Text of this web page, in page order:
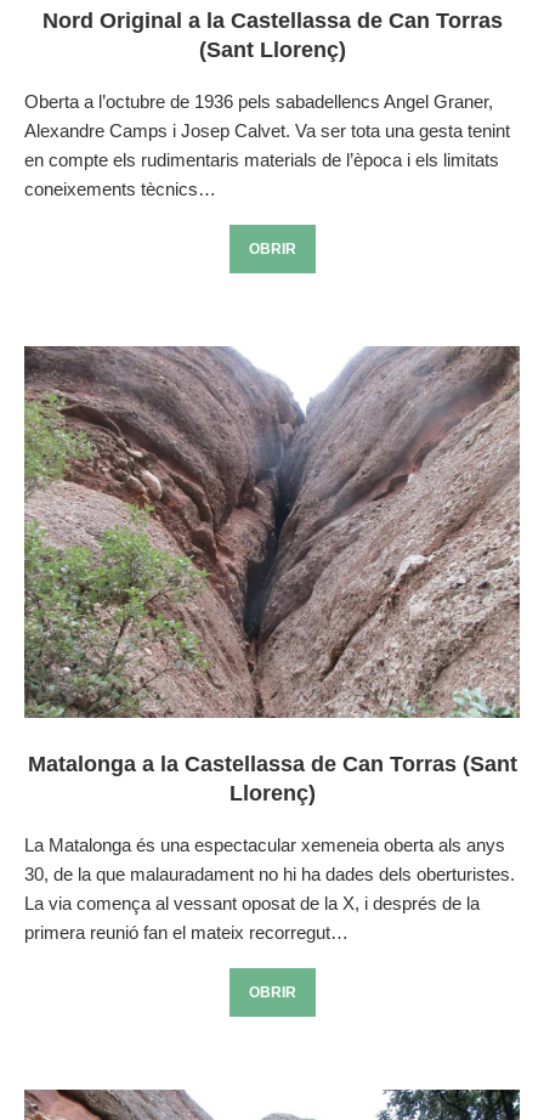
Nord Original a la Castellassa de Can Torras
(Sant Llorenç)
Oberta a l’octubre de 1936 pels sabadellencs Angel Graner,
Alexandre Camps i Josep Calvet. Va ser tota una gesta tenint
en compte els rudimentaris materials de l’època i els limitats
coneixements tècnics…
OBRIR
Matalonga a la Castellassa de Can Torras (Sant
Llorenç)
La Matalonga és una espectacular xemeneia oberta als anys
30, de la que malauradament no hi ha dades dels oberturistes.
La via comença al vessant oposat de la X, i després de la
primera reunió fan el mateix recorregut…
OBRIR